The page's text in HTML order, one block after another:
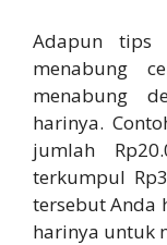
Adapun tips
menabung
menabung
harinya.
jumlah
terkumpul
tersebut Anda
harinya untuk